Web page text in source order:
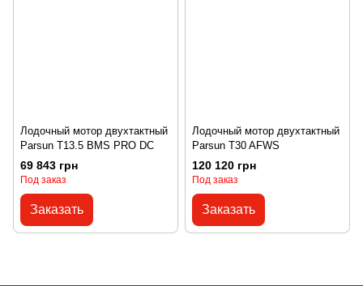
Лодочный мотор двухтактный
Parsun T13.5 BMS PRO DC
69 843 грн
Под заказ
Заказать
Лодочный мотор двухтактный
Parsun T30 AFWS
120 120 грн
Под заказ
Заказать